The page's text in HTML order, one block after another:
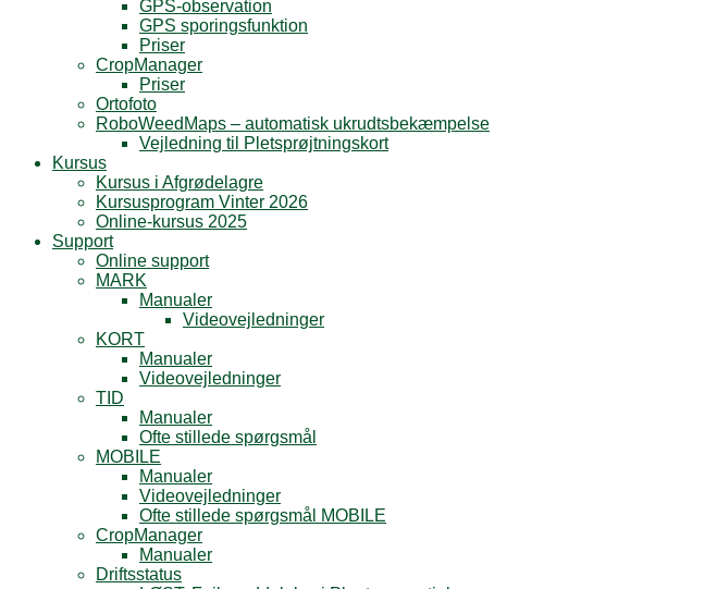
GPS-observation
GPS sporingsfunktion
Priser
CropManager
Priser
Ortofoto
RoboWeedMaps – automatisk ukrudtsbekæmpelse
Vejledning til Pletsprøjtningskort
Kursus
Kursus i Afgrødelagre
Kursusprogram Vinter 2026
Online-kursus 2025
Support
Online support
MARK
Manualer
Videovejledninger
KORT
Manualer
Videovejledninger
TID
Manualer
Ofte stillede spørgsmål
MOBILE
Manualer
Videovejledninger
Ofte stillede spørgsmål MOBILE
CropManager
Manualer
Driftsstatus